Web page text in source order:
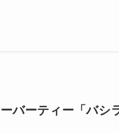
バーティー「バシ